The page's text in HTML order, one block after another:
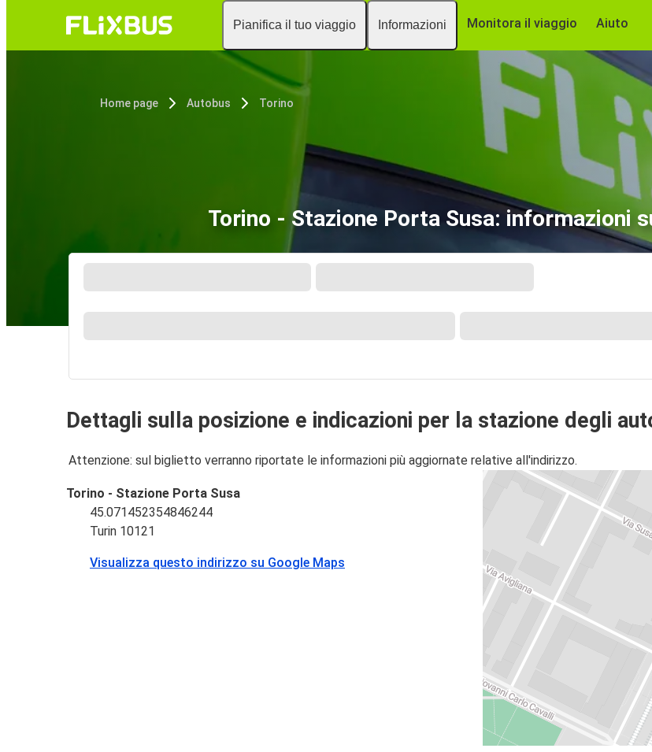
Pianifica il tuo viaggio Informazioni Monitora il viaggio Aiuto
Home page Autobus Torino
Torino - Stazione Porta Susa: informazioni
Dettagli sulla posizione e indicazioni per la stazione degli
Attenzione: sul biglietto verranno riportate le informazioni più aggiornate relative all'indirizzo.
Torino - Stazione Porta Susa
45.071452354846244
Turin 10121
Visualizza questo indirizzo su Google Maps